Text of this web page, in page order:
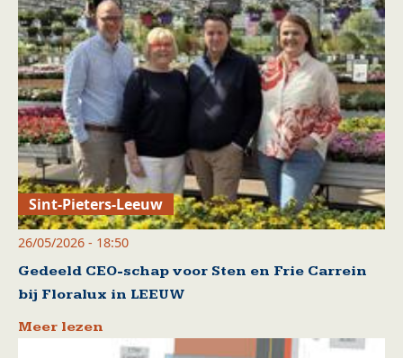
Sint-Pieters-Leeuw
26/05/2026 - 18:50
Gedeeld CEO-schap voor Sten en Frie Carrein
bij Floralux in LEEUW
Meer lezen